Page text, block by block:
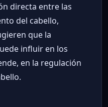
directa entre las
del cabello,
que la
influir en los
en la regulación